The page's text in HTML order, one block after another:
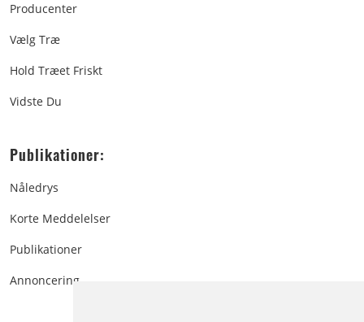
Producenter
Vælg Træ
Hold Træet Friskt
Vidste Du
Publikationer:
Nåledrys
Korte Meddelelser
Publikationer
Annoncering